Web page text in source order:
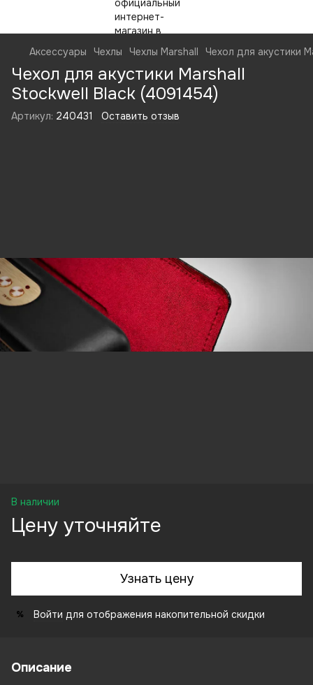
Аксессуары Чехлы Чехлы Marshall Чехол для акустики
Чехол для акустики Marshall
Stockwell Black (4091454)
Артикул: 240431 Оставить отзыв
В наличии
Цену уточняйте
Узнать цену
% Войти для отображения накопительной скидки
Описание